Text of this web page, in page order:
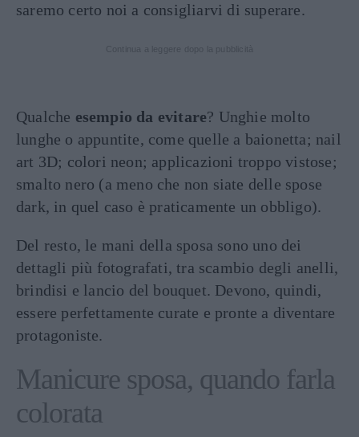
saremo certo noi a consigliarvi di superare.
Qualche esempio da evitare? Unghie molto
lunghe o appuntite, come quelle a baionetta; nail
art 3D; colori neon; applicazioni troppo vistose;
smalto nero (a meno che non siate delle spose
dark, in quel caso è praticamente un obbligo).
Del resto, le mani della sposa sono uno dei
dettagli più fotografati, tra scambio degli anelli,
brindisi e lancio del bouquet. Devono, quindi,
essere perfettamente curate e pronte a diventare
protagoniste.
Manicure sposa, quando farla
colorata